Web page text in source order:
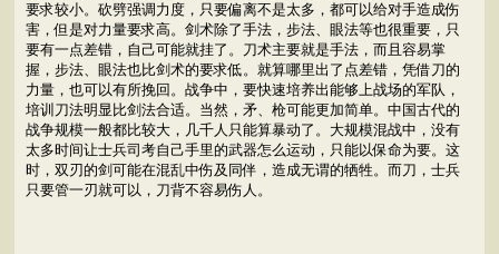
要求较小。砍劈强调力度，只要偏离不是太多，都可以给对手造成伤
害，但是对力量要求高。剑术除了手法，步法、眼法等也很重要，只
要有一点差错，自己可能就挂了。刀术主要就是手法，而且容易掌
握，步法、眼法也比剑术的要求低。就算哪里出了点差错，凭借刀的
力量，也可以有所挽回。战争中，要快速培养出能够上战场的军队，
培训刀法明显比剑法合适。当然，矛、枪可能更加简单。中国古代的
战争规模一般都比较大，几千人只能算暴动了。大规模混战中，没有
太多时间让士兵司考自己手里的武器怎么运动，只能以保命为要。这
时，双刃的剑可能在混乱中伤及同伴，造成无谓的牺牲。而刀，士兵
只要管一刃就可以，刀背不容易伤人。